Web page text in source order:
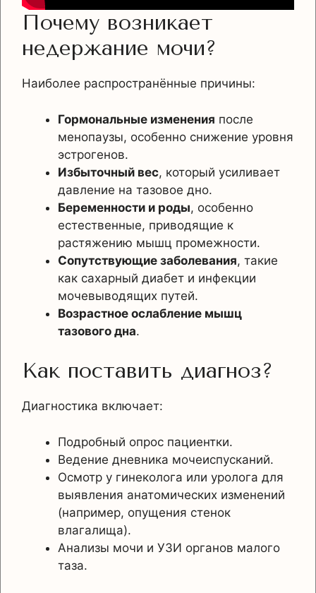
Почему возникает
недержание мочи?
Наиболее распространённые причины:
Гормональные изменения после
менопаузы, особенно снижение уровня
эстрогенов.
Избыточный вес, который усиливает
давление на тазовое дно.
Беременности и роды, особенно
естественные, приводящие к
растяжению мышц промежности.
Сопутствующие заболевания, такие
как сахарный диабет и инфекции
мочевыводящих путей.
Возрастное ослабление мышц
тазового дна.
Как поставить диагноз?
Диагностика включает:
Подробный опрос пациентки.
Ведение дневника мочеиспусканий.
Осмотр у гинеколога или уролога для
выявления анатомических изменений
(например, опущения стенок
влагалища).
Анализы мочи и УЗИ органов малого
таза.